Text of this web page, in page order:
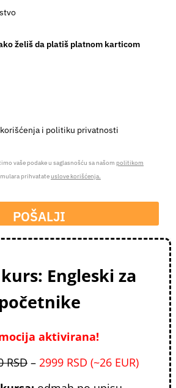
želiš da platiš platnom karticom
i politiku privatnosti
vaše podake u saglasnošću sa našom politikom
prihvatateuslove korišćenja.
POŠALJI
Engleski za
početnike
aktivirana!
RSD – 2999 RSD (~26 EUR)